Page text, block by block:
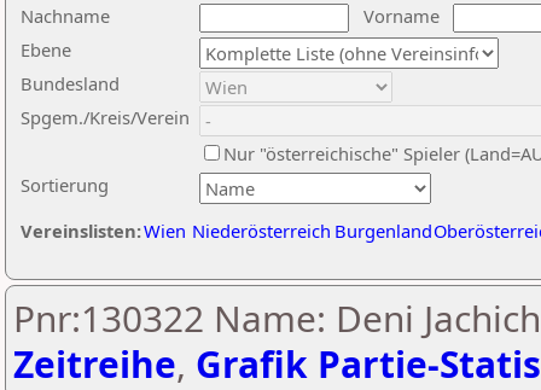
Nachname
Vorname
Ebene
Sortierung
Bundesland
Spgem./Kreis/Verein
Nur "österreichische" Spieler
Vereinslisten:Wien Niederösterreich Burgenland
Pnr:130322 Name: Deni
Zeitreihe, Grafik Partie-